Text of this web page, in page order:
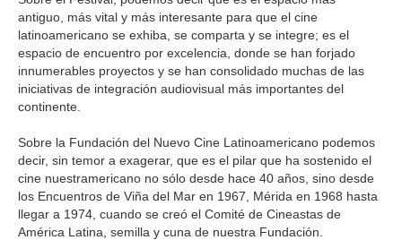
antiguo, más vital y más interesante para que el cine
latinoamericano se exhiba, se comparta y se integre; es el
espacio de encuentro por excelencia, donde se han forjado
innumerables proyectos y se han consolidado muchas de las
iniciativas de integración audiovisual más importantes del
continente.
Sobre la Fundación del Nuevo Cine Latinoamericano podemos
decir, sin temor a exagerar, que es el pilar que ha sostenido el
cine nuestramericano no sólo desde hace 40 años, sino desde
los Encuentros de Viña del Mar en 1967, Mérida en 1968 hasta
llegar a 1974, cuando se creó el Comité de Cineastas de
América Latina, semilla y cuna de nuestra Fundación.